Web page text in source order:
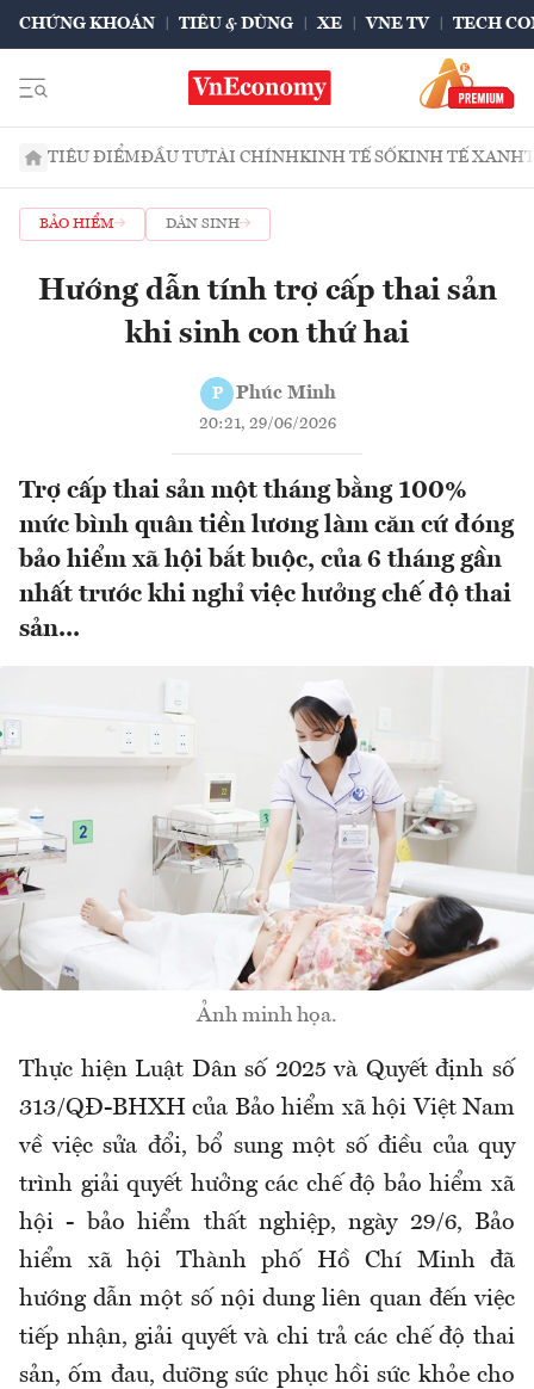
CHỨNG KHOÁN TIÊU & DÙNG XE VNE TV TECH
TIÊU ĐIỂMĐẦU TƯTÀI CHÍNHKINH TẾ SỐKINH TẾ XANH
BẢO HIỂM DÂN SINH
Hướng dẫn tính trợ cấp thai sản
khi sinh con thứ hai
P Phúc Minh
20:21, 29/06/2026
Trợ cấp thai sản một tháng bằng 100%
mức bình quân tiền lương làm căn cứ đóng
bảo hiểm xã hội bắt buộc, của 6 tháng gần
nhất trước khi nghỉ việc hưởng chế độ thai
sản...
Ảnh minh họa.
Thực hiện Luật Dân số 2025 và Quyết định số
313/QĐ-BHXH của Bảo hiểm xã hội Việt Nam
về việc sửa đổi, bổ sung một số điều của quy
trình giải quyết hưởng các chế độ bảo hiểm xã
hội - bảo hiểm thất nghiệp, ngày 29/6, Bảo
hiểm xã hội Thành phố Hồ Chí Minh đã
hướng dẫn một số nội dung liên quan đến việc
tiếp nhận, giải quyết và chi trả các chế độ thai
sản, ốm đau, dưỡng sức phục hồi sức khỏe cho